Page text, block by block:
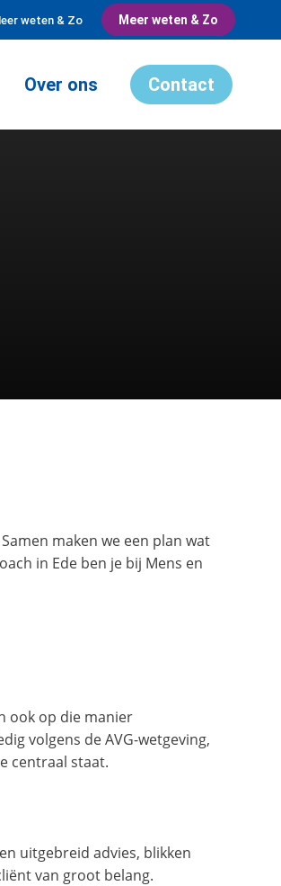
weten & Zo Meer weten & Zo
Over ons Contact
maken we een plan wat
in Ede ben je bij Mens en
ook op die manier
volgens de AVG-wetgeving,
centraal staat.
uitgebreid advies, blikken
van groot belang.